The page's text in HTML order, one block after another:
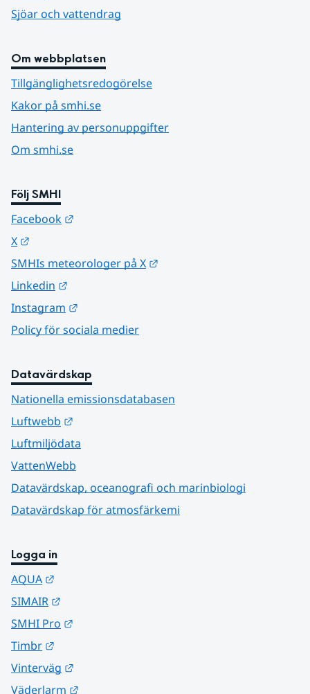
Sjöar och vattendrag
Om webbplatsen
Tillgänglighetsredogörelse
Kakor på smhi.se
Hantering av personuppgifter
Om smhi.se
Följ SMHI
Facebook
X
SMHIs meteorologer på X
Linkedin
Instagram
Policy för sociala medier
Datavärdskap
Nationella emissionsdatabasen
Luftwebb
Luftmiljödata
VattenWebb
Datavärdskap, oceanografi och marinbiologi
Datavärdskap för atmosfärkemi
Logga in
AQUA
SIMAIR
SMHI Pro
Timbr
Vinterväg
Väderlarm